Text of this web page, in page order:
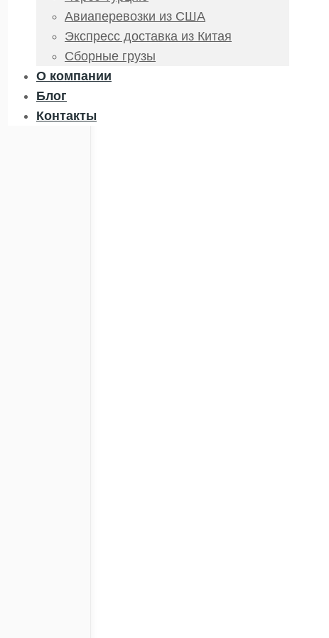
Авиаперевозки из США
Экспресс доставка из Китая
Сборные грузы
О компании
Блог
Контакты